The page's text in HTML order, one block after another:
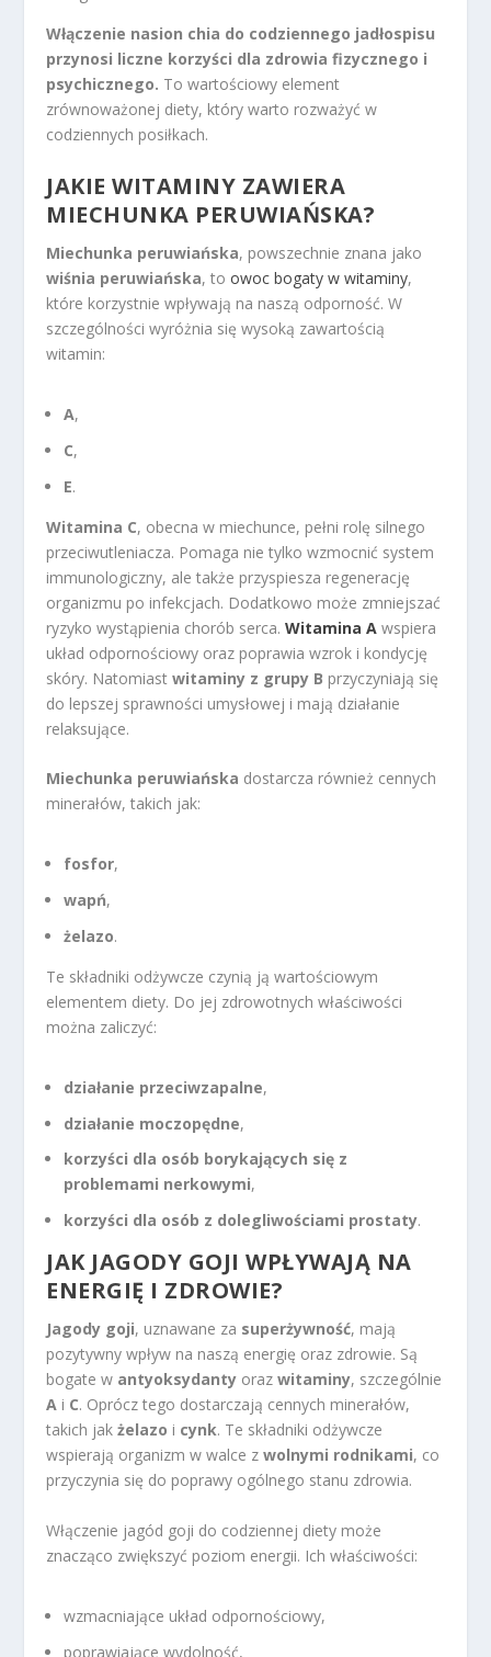
Włączenie nasion chia do codziennego jadłospisu
przynosi liczne korzyści dla zdrowia fizycznego i
psychicznego. To wartościowy element
zrównoważonej diety, który warto rozważyć w
codziennych posiłkach.
JAKIE WITAMINY ZAWIERA
MIECHUNKA PERUWIAŃSKA?
Miechunka peruwiańska, powszechnie znana jako
wiśnia peruwiańska, toowoc bogaty w witaminy,
które korzystnie wpływają na naszą odporność. W
szczególności wyróżnia się wysoką zawartością
witamin:
A,
C,
E.
Witamina C, obecna w miechunce, pełni rolę silnego
przeciwutleniacza. Pomaga nie tylko wzmocnić system
immunologiczny, ale także przyspiesza regenerację
organizmu po infekcjach. Dodatkowo może zmniejszać
ryzyko wystąpienia chorób serca.Witamina A wspiera
układ odpornościowy oraz poprawia wzrok i kondycję
skóry. Natomiastwitaminy z grupy B przyczyniają się
do lepszej sprawności umysłowej i mają działanie
relaksujące.
Miechunka peruwiańska dostarcza również cennych
minerałów, takich jak:
fosfor,
wapń,
żelazo.
Te składniki odżywcze czynią ją wartościowym
elementem diety. Do jej zdrowotnych właściwości
można zaliczyć:
działanie przeciwzapalne,
działanie moczopędne,
korzyści dla osób borykających się z
problemami nerkowymi,
korzyści dla osób z dolegliwościami prostaty.
JAK JAGODY GOJI WPŁYWAJĄ NA
ENERGIĘ I ZDROWIE?
Jagody goji, uznawane za superżywność, mają
pozytywny wpływ na naszą energię oraz zdrowie. Są
bogate w antyoksydanty orazwitaminy, szczególnie
A i C. Oprócz tego dostarczają cennych minerałów,
takich jakżelazo i cynk. Te składniki odżywcze
wspierają organizm w walce zwolnymi rodnikami, co
przyczynia się do poprawy ogólnego stanu zdrowia.
Włączenie jagód goji do codziennej diety może
znacząco zwiększyć poziom energii. Ich właściwości:
wzmacniające układ odpornościowy,
poprawiające wydolność,